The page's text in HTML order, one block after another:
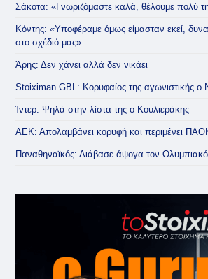
Σάκοτα: «Γνωριζόμαστε καλά, θέλουμε πολύ
Κόντης: «Υποφέραμε όμως είμασταν εκεί,
στο σχέδιό μας»
Άρης: Δεν χάνει αλλά δεν νικάει
Stoiximan GBL: Κορυφαίος της αγωνιστικής ο
Ίντερ: Ψηλά στην λίστα της ο Κουλιεράκης
ΑΕΚ: Απολαμβάνει κορυφή και περιμένει
Παναθηναϊκός: Διάβασε άψογα τον